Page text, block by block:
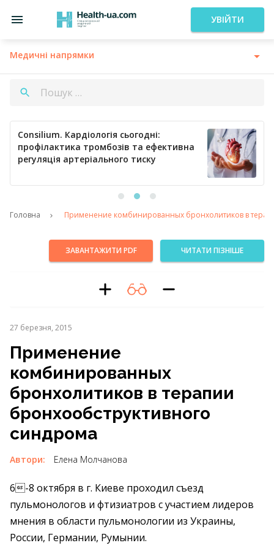
УВІЙТИ
Медичні напрямки
Consilium. Кардіологія сьогодні:
профілактика тромбозів та ефективна
регуляція артеріального тиску
Головна Применение комбинированных бронхолитиков в
ЗАВАНТАЖИТИ PDF ЧИТАТИ ПІЗНІШЕ
27 березня, 2015
Применение
комбинированных
бронхолитиков в терапии
бронхообструктивного
синдрома
Автори: Елена Молчанова
6-8 октября в г. Киеве проходил съезд
пульмонологов и фтизиатров с участием лидеров
мнения в области пульмонологии из Украины,
России, Германии, Румынии.